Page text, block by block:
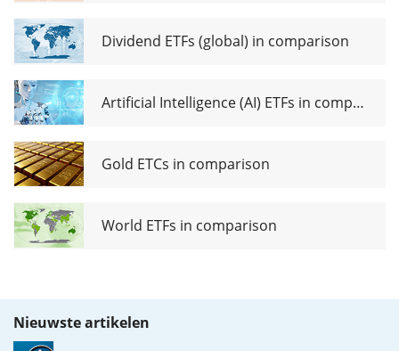
Dividend ETFs (global) in comparison
Artificial Intelligence (AI) ETFs in comparison
Gold ETCs in comparison
World ETFs in comparison
Nieuwste artikelen